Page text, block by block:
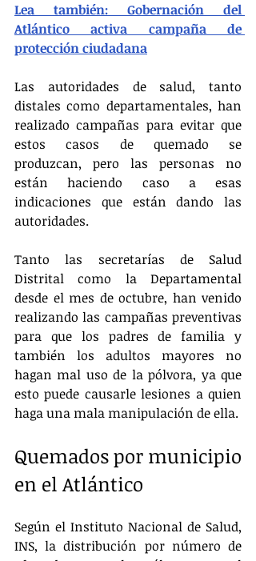
Lea también: Gobernación del
Atlántico activa campaña de
protección ciudadana
Las autoridades de salud, tanto
distales como departamentales, han
realizado campañas para evitar que
estos casos de quemado se
produzcan, pero las personas no
están haciendo caso a esas
indicaciones que están dando las
autoridades.
Tanto las secretarías de Salud
Distrital como la Departamental
desde el mes de octubre, han venido
realizando las campañas preventivas
para que los padres de familia y
también los adultos mayores no
hagan mal uso de la pólvora, ya que
esto puede causarle lesiones a quien
haga una mala manipulación de ella.
Quemados por municipio
en el Atlántico
Según el Instituto Nacional de Salud,
INS, la distribución por número de